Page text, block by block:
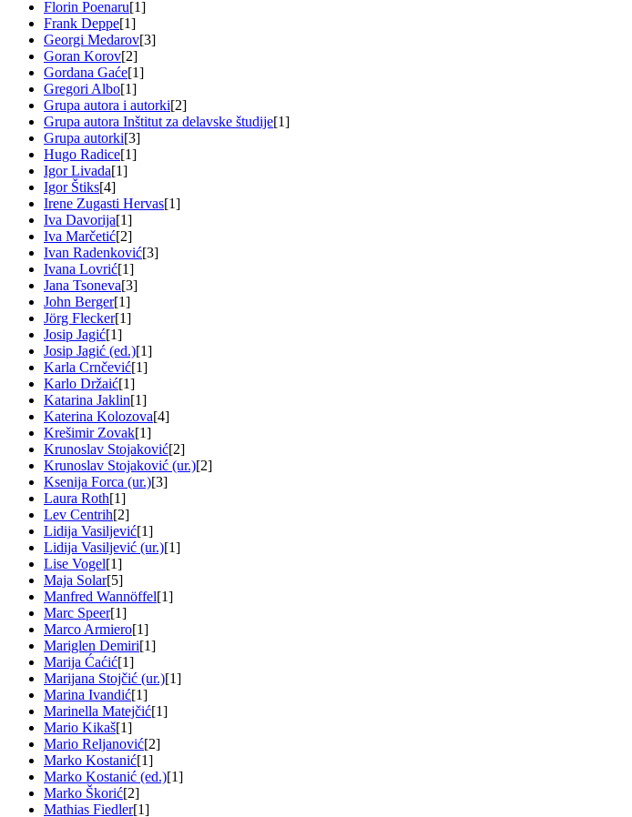
Florin Poenaru[1]
Frank Deppe[1]
Georgi Medarov[3]
Goran Korov[2]
Gordana Gaće[1]
Gregori Albo[1]
Grupa autora i autorki[2]
Grupa autora Inštitut za delavske študije[1]
Grupa autorki[3]
Hugo Radice[1]
Igor Livada[1]
Igor Štiks[4]
Irene Zugasti Hervas[1]
Iva Davorija[1]
Iva Marčetić[2]
Ivan Radenković[3]
Ivana Lovrić[1]
Jana Tsoneva[3]
John Berger[1]
Jörg Flecker[1]
Josip Jagić[1]
Josip Jagić (ed.)[1]
Karla Crnčević[1]
Karlo Držaić[1]
Katarina Jaklin[1]
Katerina Kolozova[4]
Krešimir Zovak[1]
Krunoslav Stojaković[2]
Krunoslav Stojaković (ur.)[2]
Ksenija Forca (ur.)[3]
Laura Roth[1]
Lev Centrih[2]
Lidija Vasiljević[1]
Lidija Vasiljević (ur.)[1]
Lise Vogel[1]
Maja Solar[5]
Manfred Wannöffel[1]
Marc Speer[1]
Marco Armiero[1]
Mariglen Demiri[1]
Marija Ćaćić[1]
Marijana Stojčić (ur.)[1]
Marina Ivandić[1]
Marinella Matejčić[1]
Mario Kikaš[1]
Mario Reljanović[2]
Marko Kostanić[1]
Marko Kostanić (ed.)[1]
Marko Škorić[2]
Mathias Fiedler[1]